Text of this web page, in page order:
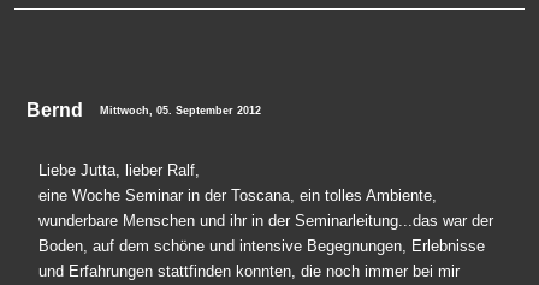
Bernd Mittwoch, 05. September 2012
Liebe Jutta, lieber Ralf,
eine Woche Seminar in der Toscana, ein tolles Ambiente,
wunderbare Menschen und ihr in der Seminarleitung...das war der
Boden, auf dem schöne und intensive Begegnungen, Erlebnisse
und Erfahrungen stattfinden konnten, die noch immer bei mir